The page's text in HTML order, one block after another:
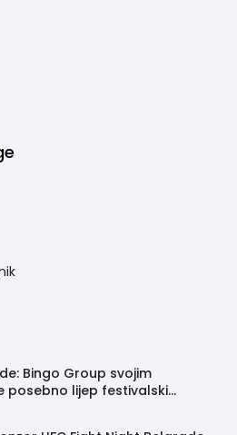
Bingo Group svojim
posebno lijep festivalski